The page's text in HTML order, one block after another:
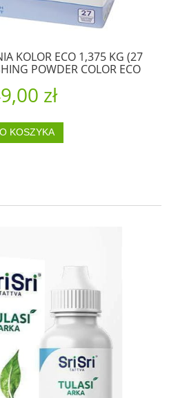
KOLOR ECO 1,375 KG (27
POWDER COLOR ECO
zł
KOSZYKA